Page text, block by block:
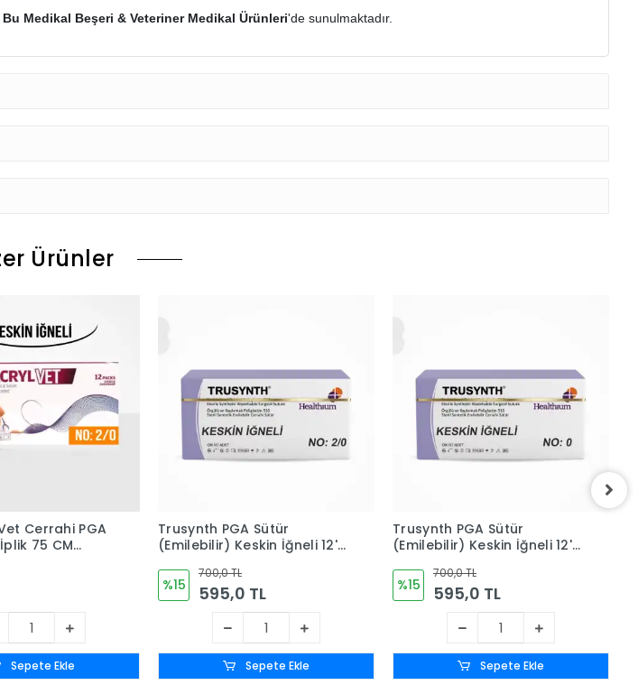
Bu Medikal Beşeri & Veteriner Medikal Ürünleri'de sunulmaktadır.
Ürünler
Cerrahi PGA
75 CM
Sepete Ekle
Trusynth PGA Sütür
(Emilebilir) Keskin İğneli 12'li
%15
700,0 TL
595,0 TL
Sepete Ekle
Trusynth PGA Sütür
(Emilebilir) Keskin İğneli 12'li
%15
700,0 TL
595,0 TL
Sepete Ekle